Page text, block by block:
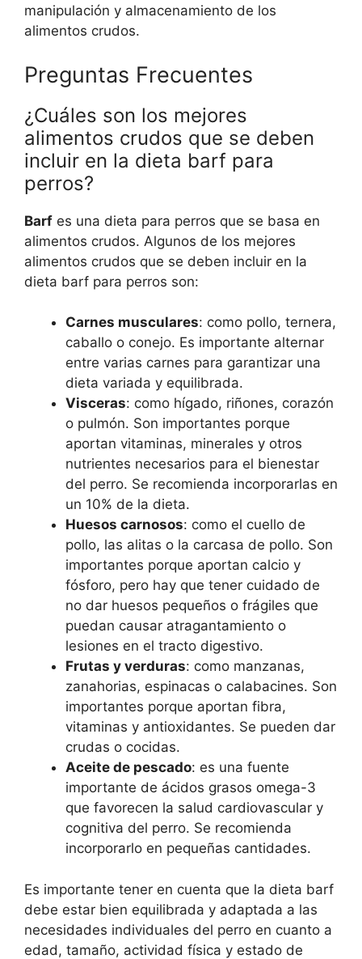
manipulación y almacenamiento de los
alimentos crudos.
Preguntas Frecuentes
¿Cuáles son los mejores
alimentos crudos que se deben
incluir en la dieta barf para
perros?
Barf es una dieta para perros que se basa en
alimentos crudos. Algunos de los mejores
alimentos crudos que se deben incluir en la
dieta barf para perros son:
Carnes musculares: como pollo, ternera,
caballo o conejo. Es importante alternar
entre varias carnes para garantizar una
dieta variada y equilibrada.
Visceras: como hígado, riñones, corazón
o pulmón. Son importantes porque
aportan vitaminas, minerales y otros
nutrientes necesarios para el bienestar
del perro. Se recomienda incorporarlas en
un 10% de la dieta.
Huesos carnosos: como el cuello de
pollo, las alitas o la carcasa de pollo. Son
importantes porque aportan calcio y
fósforo, pero hay que tener cuidado de
no dar huesos pequeños o frágiles que
puedan causar atragantamiento o
lesiones en el tracto digestivo.
Frutas y verduras: como manzanas,
zanahorias, espinacas o calabacines. Son
importantes porque aportan fibra,
vitaminas y antioxidantes. Se pueden dar
crudas o cocidas.
Aceite de pescado: es una fuente
importante de ácidos grasos omega-3
que favorecen la salud cardiovascular y
cognitiva del perro. Se recomienda
incorporarlo en pequeñas cantidades.
Es importante tener en cuenta que la dieta barf
debe estar bien equilibrada y adaptada a las
necesidades individuales del perro en cuanto a
edad, tamaño, actividad física y estado de